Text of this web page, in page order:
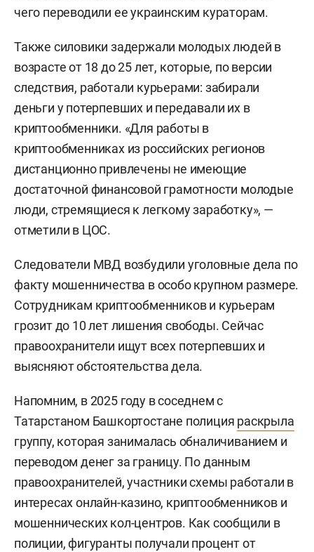
чего переводили ее украинским кураторам.
Также силовики задержали молодых людей в
возрасте от 18 до 25 лет, которые, по версии
следствия, работали курьерами: забирали
деньги у потерпевших и передавали их в
криптообменники. «Для работы в
криптообменниках из российских регионов
дистанционно привлечены не имеющие
достаточной финансовой грамотности молодые
люди, стремящиеся к легкому заработку», —
отметили в ЦОС.
Следователи МВД возбудили уголовные дела по
факту мошенничества в особо крупном размере.
Сотрудникам криптообменников и курьерам
грозит до 10 лет лишения свободы. Сейчас
правоохранители ищут всех потерпевших и
выясняют обстоятельства дела.
Напомним, в 2025 году в соседнем с
Татарстаном Башкортостане полиция раскрыла
группу, которая занималась обналичиванием и
переводом денег за границу. По данным
правоохранителей, участники схемы работали в
интересах онлайн-казино, криптообменников и
мошеннических кол-центров. Как сообщили в
полиции, фигуранты получали процент от